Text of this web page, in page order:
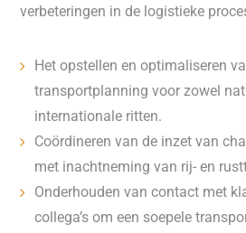
verbeteringen in de logistieke
Het opstellen en optimaliseren
transportplanning voor zowel
internationale ritten.
Coördineren van de inzet van
met inachtneming van rij- en
Onderhouden van contact met
collega’s om een soepele